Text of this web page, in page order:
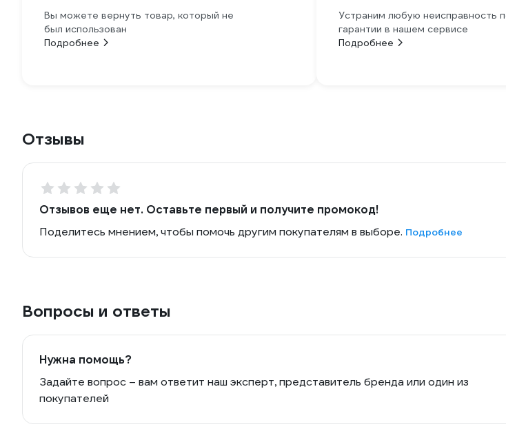
Вы можете вернуть товар, который не
был использован
Подробнее
Устраним любую неисправность
гарантии в нашем сервисе
Подробнее
Отзывы
Отзывов еще нет. Оставьте первый и получите промокод!
Поделитесь мнением, чтобы помочь другим покупателям в выборе. Подробнее
Вопросы и ответы
Нужна помощь?
Задайте вопрос – вам ответит наш эксперт, представитель бренда или один из
покупателей